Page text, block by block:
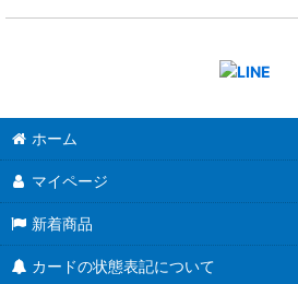
ホーム
マイページ
新着商品
カードの状態表記について